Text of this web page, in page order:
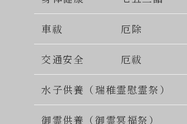
車祓 厄除
交通安全 厄祓
水子供養（瑞稚霊慰霊祭）
御霊供養（御霊冥福祭）